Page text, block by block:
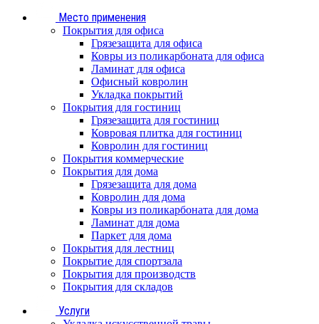
Место применения
Покрытия для офиса
Грязезащита для офиса
Ковры из поликарбоната для офиса
Ламинат для офиса
Офисный ковролин
Укладка покрытий
Покрытия для гостиниц
Грязезащита для гостиниц
Ковровая плитка для гостиниц
Ковролин для гостиниц
Покрытия коммерческие
Покрытия для дома
Грязезащита для дома
Ковролин для дома
Ковры из поликарбоната для дома
Ламинат для дома
Паркет для дома
Покрытия для лестниц
Покрытие для спортзала
Покрытия для производств
Покрытия для складов
Услуги